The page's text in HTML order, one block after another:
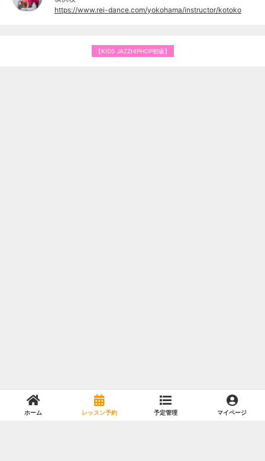
https://www.rei-dance.com/yokohama/instructor/kotoko
【KIDS JAZZHIPHOP初級】
ホーム レッスン予約 予定管理 マイページ